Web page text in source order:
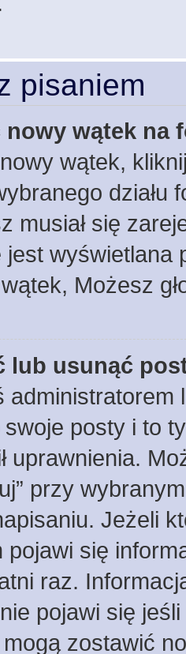
pisaniem
wątek na
wątek,
działu
musiał się
wyświetlana
Możesz
lub usunąć
posty i to
uprawnienia.
przy
Jeżeli
pojawi się
raz.
pojawi się
zostawić